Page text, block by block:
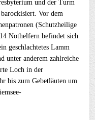
und der Turm
Vor dem
(Schutzheilige
Nothelfern befindet sich
geschlachtetes Lamm
unter anderem zahlreiche
Loch in der
bis zum Gebetläuten um